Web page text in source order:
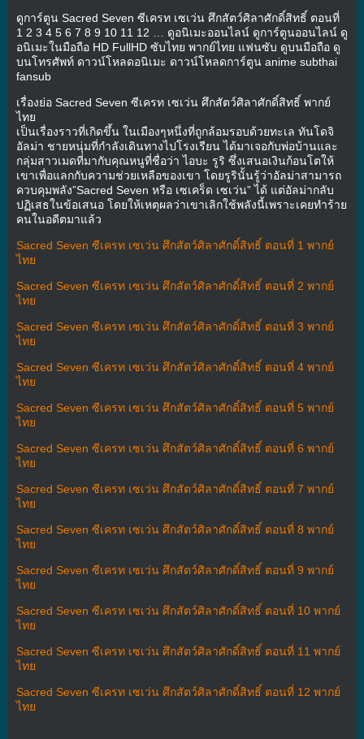
ดูการ์ตูน Sacred Seven ซีเครท เซเว่น ศึกสัตว์ศิลาศักดิ์สิทธิ์ ตอนที่
1 2 3 4 5 6 7 8 9 10 11 12 … ดูอนิเมะออนไลน์ ดูการ์ตูนออนไลน์ ดู
อนิเมะในมือถือ HD FullHD ซับไทย พากย์ไทย แฟนซับ ดูบนมือถือ ดู
บนโทรศัพท์ ดาวน์โหลดอนิเมะ ดาวน์โหลดการ์ตูน anime subthai
fansub
เรื่องย่อ Sacred Seven ซีเครท เซเว่น ศึกสัตว์ศิลาศักดิ์สิทธิ์ พากย์
ไทย
เป็นเรื่องราวที่เกิดขึ้น ในเมืองๆหนึ่งที่ถูกล้อมรอบด้วยทะเล ทันโดจิ
อัลม่า ชายหนุ่มที่กำลังเดินทางไปโรงเรียน ได้มาเจอกับพ่อบ้านและ
กลุ่มสาวเมดที่มากับคุณหนูที่ชื่อว่า ไอบะ รูริ ซึ่งเสนอเงินก้อนโตให้
เขาเพื่อแลกกับความช่วยเหลือของเขา โดยรูรินั้นรู้ว่าอัลม่าสามารถ
ควบคุมพลัง”Sacred Seven หรือ เซเคร็ด เซเว่น” ได้ แต่อัลม่ากลับ
ปฏิเสธในข้อเสนอ โดยให้เหตุผลว่าเขาเลิกใช้พลังนี้เพราะเคยทำร้าย
คนในอดีตมาแล้ว
Sacred Seven ซีเครท เซเว่น ศึกสัตว์ศิลาศักดิ์สิทธิ์ ตอนที่ 1 พากย์
ไทย
Sacred Seven ซีเครท เซเว่น ศึกสัตว์ศิลาศักดิ์สิทธิ์ ตอนที่ 2 พากย์
ไทย
Sacred Seven ซีเครท เซเว่น ศึกสัตว์ศิลาศักดิ์สิทธิ์ ตอนที่ 3 พากย์
ไทย
Sacred Seven ซีเครท เซเว่น ศึกสัตว์ศิลาศักดิ์สิทธิ์ ตอนที่ 4 พากย์
ไทย
Sacred Seven ซีเครท เซเว่น ศึกสัตว์ศิลาศักดิ์สิทธิ์ ตอนที่ 5 พากย์
ไทย
Sacred Seven ซีเครท เซเว่น ศึกสัตว์ศิลาศักดิ์สิทธิ์ ตอนที่ 6 พากย์
ไทย
Sacred Seven ซีเครท เซเว่น ศึกสัตว์ศิลาศักดิ์สิทธิ์ ตอนที่ 7 พากย์
ไทย
Sacred Seven ซีเครท เซเว่น ศึกสัตว์ศิลาศักดิ์สิทธิ์ ตอนที่ 8 พากย์
ไทย
Sacred Seven ซีเครท เซเว่น ศึกสัตว์ศิลาศักดิ์สิทธิ์ ตอนที่ 9 พากย์
ไทย
Sacred Seven ซีเครท เซเว่น ศึกสัตว์ศิลาศักดิ์สิทธิ์ ตอนที่ 10 พากย์
ไทย
Sacred Seven ซีเครท เซเว่น ศึกสัตว์ศิลาศักดิ์สิทธิ์ ตอนที่ 11 พากย์
ไทย
Sacred Seven ซีเครท เซเว่น ศึกสัตว์ศิลาศักดิ์สิทธิ์ ตอนที่ 12 พากย์
ไทย